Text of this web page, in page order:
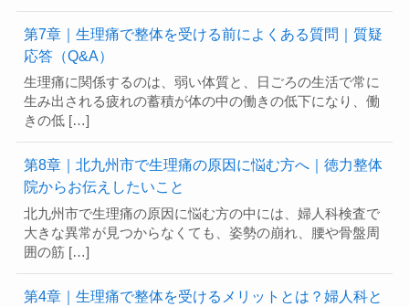
第7章｜生理痛で整体を受ける前によくある質問｜質疑
応答（Q&A）
生理痛に関係するのは、弱い体質と、日ごろの生活で常に
生み出される疲れの蓄積が体の中の働きの低下になり、働
きの低 […]
第8章｜北九州市で生理痛の原因に悩む方へ｜徳力整体
院からお伝えしたいこと
北九州市で生理痛の原因に悩む方の中には、婦人科検査で
大きな異常が見つからなくても、姿勢の崩れ、腰や骨盤周
囲の筋 […]
第4章｜生理痛で整体を受けるメリットとは？婦人科と